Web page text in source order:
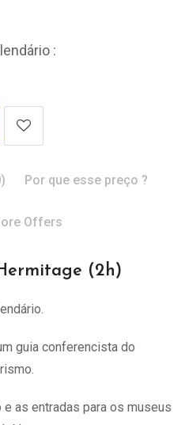
:
Por que esse preço ?
Offers
(2h)
guia conferencista do
as entradas para os museus